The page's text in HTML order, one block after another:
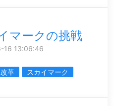
マークの挑戦
16 13:06:46
革
スカイマーク